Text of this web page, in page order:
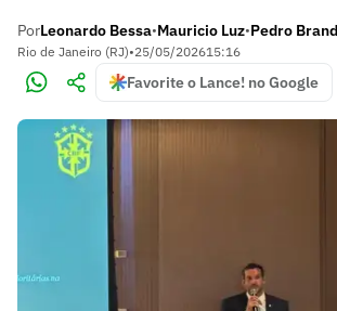
PorLeonardo Bessa•Mauricio Luz•Pedro
Rio de Janeiro (RJ)•25/05/202615:16
Favorite o Lance! no Google